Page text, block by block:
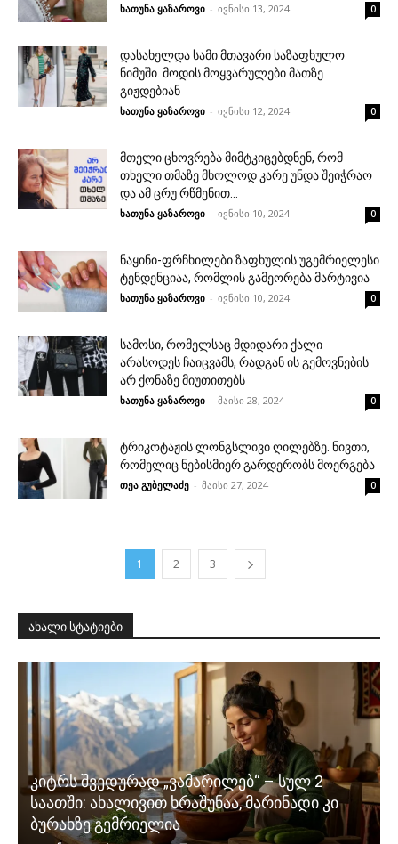
ხათუნა ყაზაროვი - ივნისი 13, 2024 0
დასახელდა სამი მთავარი საზაფხულო
ნიმუში. მოდის მოყვარულები მათზე
გიჟდებიან
ხათუნა ყაზაროვი - ივნისი 12, 2024 0
მთელი ცხოვრება მიმტკიცებდნენ, რომ
თხელი თმაზე მხოლოდ კარე უნდა შეიჭრაო
და ამ ცრუ რწმენით...
ხათუნა ყაზაროვი - ივნისი 10, 2024 0
ნაყინი-ფრჩხილები ზაფხულის უგემრიელესი
ტენდენციაა, რომლის გამეორება მარტივია
ხათუნა ყაზაროვი - ივნისი 10, 2024 0
სამოსი, რომელსაც მდიდარი ქალი
არასოდეს ჩაიცვამს, რადგან ის გემოვნების
არ ქონაზე მიუთითებს
ხათუნა ყაზაროვი - მაისი 28, 2024 0
ტრიკოტაჟის ლონგსლივი ღილებზე. ნივთი,
რომელიც ნებისმიერ გარდერობს მოერგება
თეა გუბელაძე - მაისი 27, 2024 0
1 2 3
ახალი სტატიები
კიტრს შვედურად „ვამარილებ“ – სულ 2
საათში: ახალივით ხრაშუნაა, მარინადი კი
ბურახზე გემრიელია